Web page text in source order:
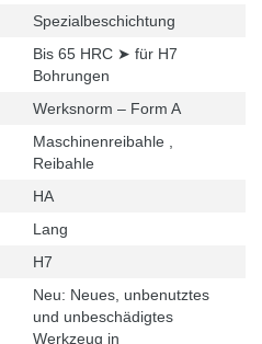
Spezialbeschichtung
Bis 65 HRC ➤ für H7
Bohrungen
Werksnorm – Form A
Maschinenreibahle ,
Reibahle
HA
Lang
H7
Neu: Neues, unbenutztes
und unbeschädigtes
Werkzeug in